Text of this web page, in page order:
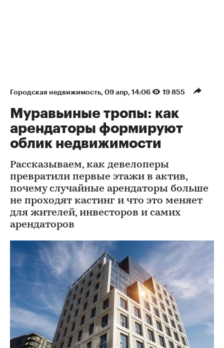
Городская недвижимость 09 апр, 14:06 19 855
Муравьиные тропы: как
арендаторы формируют
облик недвижимости
Рассказываем, как девелоперы
превратили первые этажи в актив,
почему случайные арендаторы больше
не проходят кастинг и что это меняет
для жителей, инвесторов и самих
арендаторов